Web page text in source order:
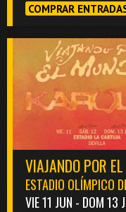
COMPRAR
VIAJANDO POR
ESTADIO OLÍMPICO
VIE 11 JUN - DOM 13